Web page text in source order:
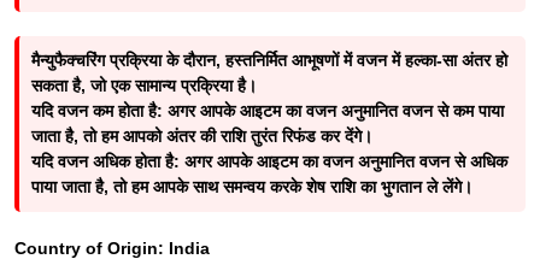
मैन्युफैक्चरिंग प्रक्रिया के दौरान, हस्तनिर्मित आभूषणों में वजन में हल्का-सा अंतर हो
सकता है, जो एक सामान्य प्रक्रिया है।
यदि वजन कम होता है: अगर आपके आइटम का वजन अनुमानित वजन से कम पाया
जाता है, तो हम आपको अंतर की राशि तुरंत रिफंड कर देंगे।
यदि वजन अधिक होता है: अगर आपके आइटम का वजन अनुमानित वजन से अधिक
पाया जाता है, तो हम आपके साथ समन्वय करके शेष राशि का भुगतान ले लेंगे।
Country of Origin: India